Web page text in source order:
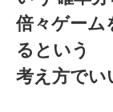
倍々ゲーム
るという
考え方でい